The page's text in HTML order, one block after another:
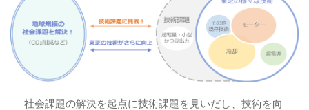
社会課題の解決を起点に技術課題を見いだし、技術を向